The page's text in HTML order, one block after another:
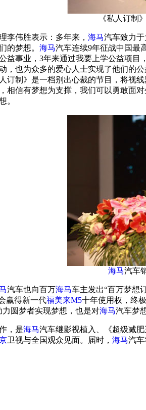
《私人订
李伟胜表示：多年来， 海马汽车致力
的梦想。 海马汽车连续9年征战中国最
益事业，3年来通过我要上学公益项目
，也为众多的爱心人士实现了他们的
订制》是一档别出心裁的节目，将视
相信有梦想为支撑，我们可以勇敢面
。
海马汽车
汽车也向百万海马车主发出“百万梦想
赢得新一代福美来M5十年使用权，终
圆梦者实现梦想，也是对海马汽车梦
，是海马汽车继影视植入、《超级减
卫视与全国观众见面。届时， 海马汽车